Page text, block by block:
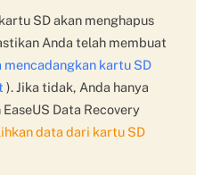
SD akan menghapus
Anda telah membuat
mencadangkan kartu SD
). Jika tidak, Anda hanya
Data Recovery
data dari kartu SD